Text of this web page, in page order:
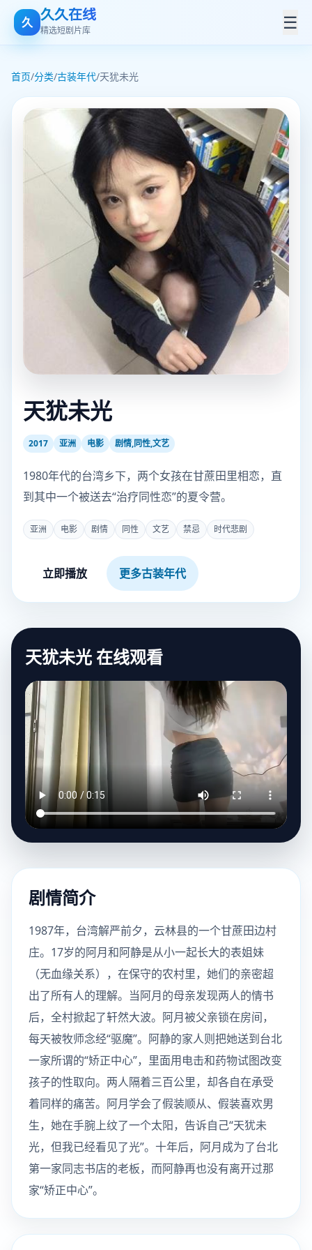
久 久久在线
精选短剧片库 ☰
首页/分类/古装年代/天犹未光
天犹未光
2017 亚洲 电影 剧情,同性,文艺
1980年代的台湾乡下，两个女孩在甘蔗田里相恋，直
到其中一个被送去“治疗同性恋”的夏令营。
亚洲 电影 剧情 同性 文艺 禁忌 时代悲剧
立即播放 更多古装年代
天犹未光 在线观看
剧情简介
1987年，台湾解严前夕，云林县的一个甘蔗田边村
庄。17岁的阿月和阿静是从小一起长大的表姐妹
（无血缘关系），在保守的农村里，她们的亲密超
出了所有人的理解。当阿月的母亲发现两人的情书
后，全村掀起了轩然大波。阿月被父亲锁在房间，
每天被牧师念经“驱魔”。阿静的家人则把她送到台北
一家所谓的“矫正中心”，里面用电击和药物试图改变
孩子的性取向。两人隔着三百公里，却各自在承受
着同样的痛苦。阿月学会了假装顺从、假装喜欢男
生，她在手腕上纹了一个太阳，告诉自己“天犹未
光，但我已经看见了光”。十年后，阿月成为了台北
第一家同志书店的老板，而阿静再也没有离开过那
家“矫正中心”。